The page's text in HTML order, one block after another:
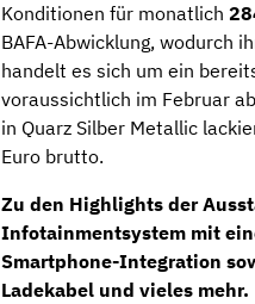
Konditionen für monatlich
BAFA-Abwicklung, wodurch
handelt es sich um ein
voraussichtlich im Februar
in Quarz Silber Metallic
Euro brutto.
Zu den Highlights der
Infotainmentsystem mit
Smartphone-Integration
Ladekabel und vieles mehr.